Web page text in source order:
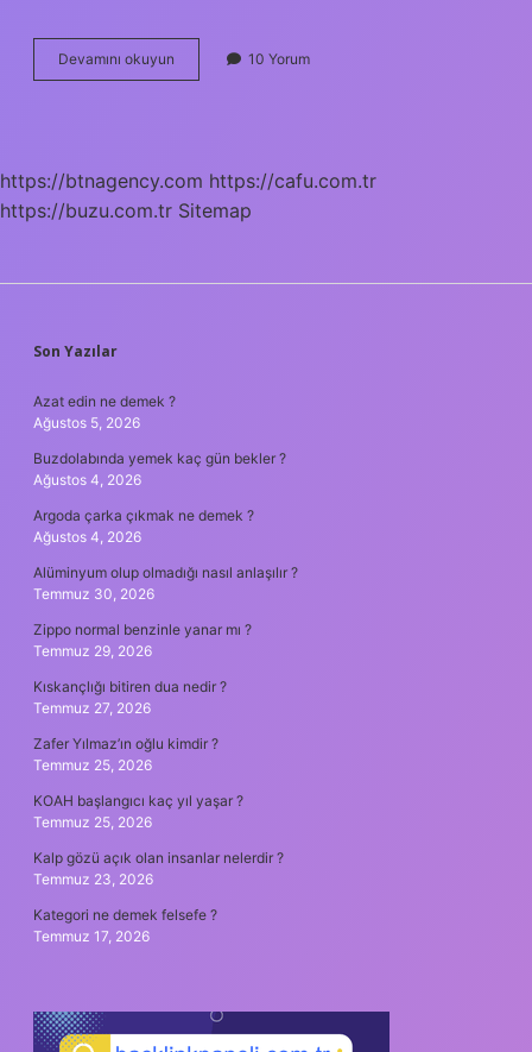
Devamını okuyun
Banyo
10 Yorum
https://btnagency.com https://cafu.com.tr
https://buzu.com.tr Sitemap
SIDEBAR
Son Yazılar
Azat edin ne demek ?
Ağustos 5, 2026
Buzdolabında yemek kaç gün bekler ?
Ağustos 4, 2026
Argoda çarka çıkmak ne demek ?
Ağustos 4, 2026
Alüminyum olup olmadığı nasıl anlaşılır ?
Temmuz 30, 2026
Zippo normal benzinle yanar mı ?
Temmuz 29, 2026
Kıskançlığı bitiren dua nedir ?
Temmuz 27, 2026
Zafer Yılmaz’ın oğlu kimdir ?
Temmuz 25, 2026
KOAH başlangıcı kaç yıl yaşar ?
Temmuz 25, 2026
Kalp gözü açık olan insanlar nelerdir ?
Temmuz 23, 2026
Kategori ne demek felsefe ?
Temmuz 17, 2026